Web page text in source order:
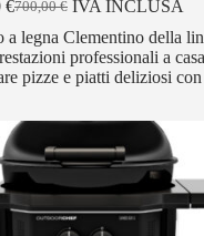
700,00€
Il
prezzo
originale
era:
€Il
prezzo
attuale
è:
IVA INCLUSA
a legna Clementino della
professionali a
pizze e piatti deliziosi